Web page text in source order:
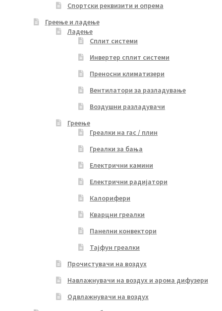
Спортски реквизити и опрема
Греење и ладење
Ладење
Сплит системи
Инвертер сплит системи
Преносни климатизери
Вентилатори за разладување
Воздушни разладувачи
Греење
Греалки на гас / плин
Греалки за бања
Електрични камини
Електрични радијатори
Калорифери
Кварцни греалки
Панелни конвектори
Тајфун греалки
Прочистувачи на воздух
Навлажнувачи на воздух и арома дифузери
Одвлажнувачи на воздух